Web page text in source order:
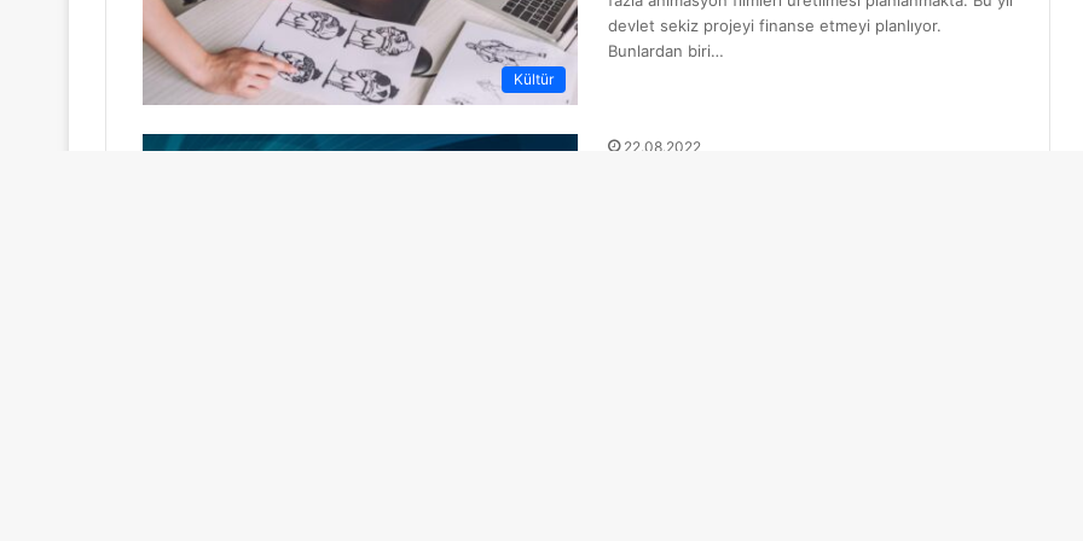
Kültür
devlet sekiz projeyi finanse etmeyi planlıyor.
Bunlardan biri…
22.08.2022